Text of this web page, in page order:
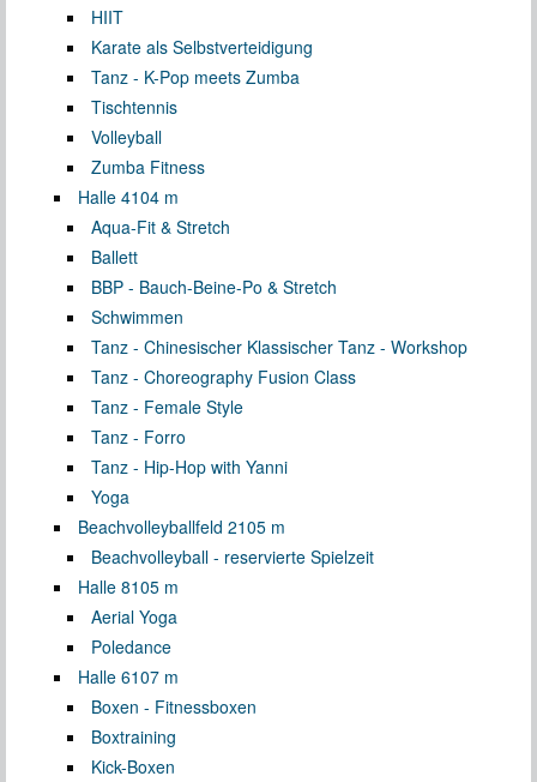
HIIT
Karate als Selbstverteidigung
Tanz - K-Pop meets Zumba
Tischtennis
Volleyball
Zumba Fitness
Halle 4104 m
Aqua-Fit & Stretch
Ballett
BBP - Bauch-Beine-Po & Stretch
Schwimmen
Tanz - Chinesischer Klassischer Tanz - Workshop
Tanz - Choreography Fusion Class
Tanz - Female Style
Tanz - Forro
Tanz - Hip-Hop with Yanni
Yoga
Beachvolleyballfeld 2105 m
Beachvolleyball - reservierte Spielzeit
Halle 8105 m
Aerial Yoga
Poledance
Halle 6107 m
Boxen - Fitnessboxen
Boxtraining
Kick-Boxen